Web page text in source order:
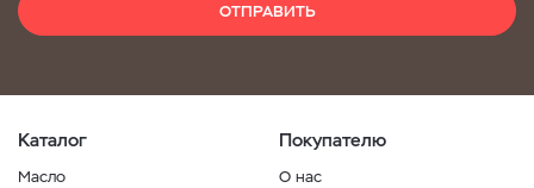
ОТПРАВИТЬ
Каталог
Масло
Покупателю
О нас